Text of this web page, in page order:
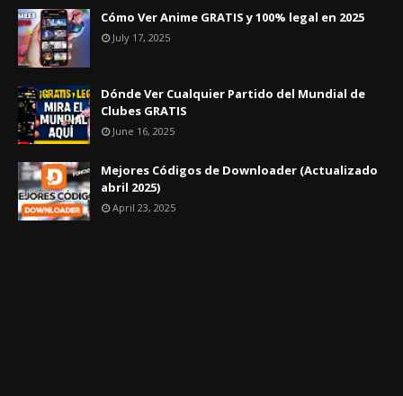
Cómo Ver Anime GRATIS y 100% legal en 2025
July 17, 2025
Dónde Ver Cualquier Partido del Mundial de
Clubes GRATIS
June 16, 2025
Mejores Códigos de Downloader (Actualizado
abril 2025)
April 23, 2025